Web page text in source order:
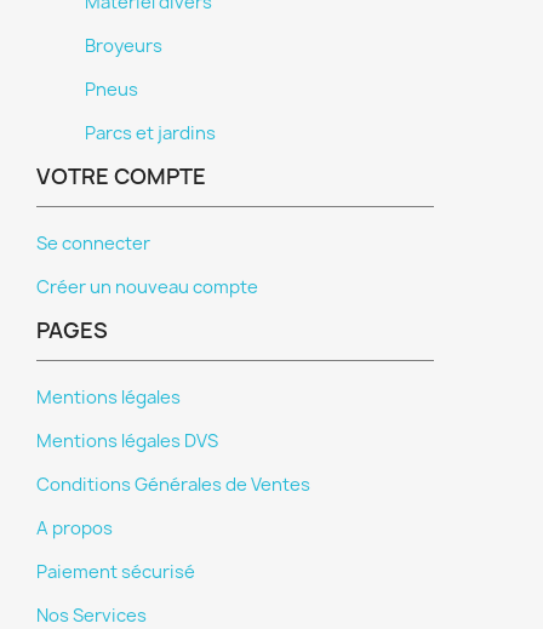
Broyeurs
Pneus
Parcs et jardins
VOTRE COMPTE
Se connecter
Créer un nouveau compte
PAGES
Mentions légales
Mentions légales DVS
Conditions Générales de Ventes
A propos
Paiement sécurisé
Nos Services